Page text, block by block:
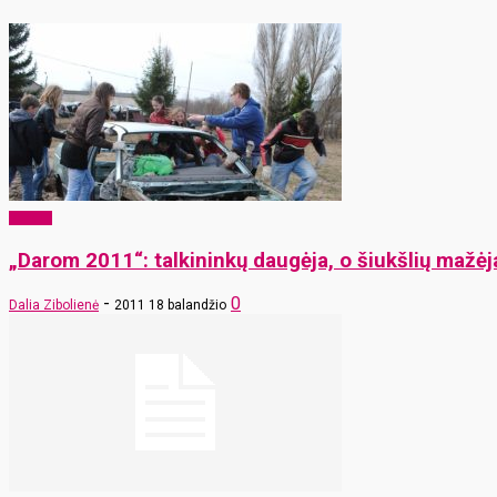
„Darom 2011“: talkininkų daugėja, o šiukšlių
Dalia Zibolienė - 2011 18 balandžio 0